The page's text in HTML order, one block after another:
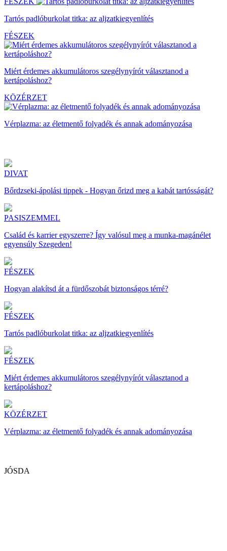
Tartós padlóburkolat titka: az aljzatkiegyenlítés
FÉSZEK
Miért érdemes akkumulátoros szegélynyírót választanod a
kertápoláshoz?
KÖZÉRZET
Vérplazma: az életmentő folyadék és annak adományozása
DIVAT
Bőrdzseki-ápolási tippek - Hogyan őrizd meg a kabát tartósságát?
PASISZEMMEL
Család és karrier egyszerre? Így valósul meg a munka-magánélet
egyensúly Szegeden!
FÉSZEK
Hogyan alakítsd át a fürdőszobát biztonságos térré?
FÉSZEK
Tartós padlóburkolat titka: az aljzatkiegyenlítés
FÉSZEK
Miért érdemes akkumulátoros szegélynyírót választanod a
kertápoláshoz?
KÖZÉRZET
Vérplazma: az életmentő folyadék és annak adományozása
JÓSDA